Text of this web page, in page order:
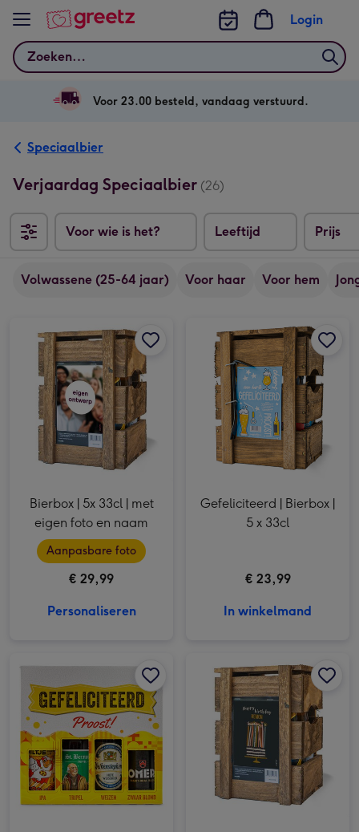
Bekijk meer
Zoeken
Login
Voor 23.00 besteld, vandaag verstuurd.
Speciaalbier
Verjaardag Speciaalbier (26)
Voor wie is het? Leeftijd Prijs
Volwassene (25-64 jaar) Voor haar Voor hem
Bierbox | 5x 33cl | met
eigen foto en naam
Aanpasbare foto
€ 29,99
Personaliseren
Gefeliciteerd | Bierbox |
5 x 33cl
€ 23,99
In winkelmand